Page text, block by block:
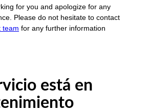
for you and apologize for any
Please do not hesitate to contact
team for any further information
está en